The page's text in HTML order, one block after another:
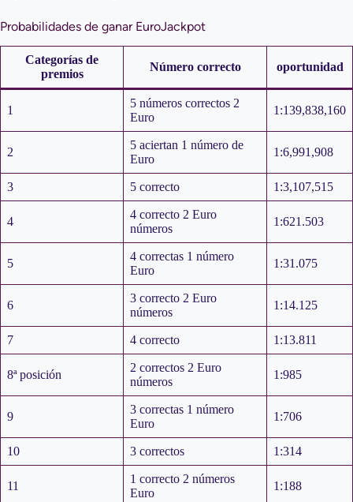
Probabilidades de ganar EuroJackpot
Categorías de
premios
Número correcto oportunidad
1
5 números correctos 2
Euro
1:139,838,160
2
5 aciertan 1 número de
Euro
1:6,991,908
3 5 correcto 1:3,107,515
4
4 correcto 2 Euro
números
1:621.503
5
4 correctas 1 número
Euro
1:31.075
6
3 correcto 2 Euro
números
1:14.125
7 4 correcto 1:13.811
8ª posición
2 correctos 2 Euro
números
1:985
9
3 correctas 1 número
Euro
1:706
10 3 correctos 1:314
11
1 correcto 2 números
Euro
1:188